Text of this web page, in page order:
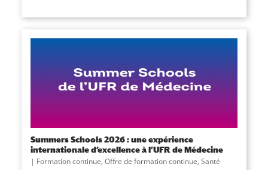
Summers Schools 2026 : une expérience
internationale d’excellence à l’UFR de Médecine
Formation continue, Offre de formation continue, Santé